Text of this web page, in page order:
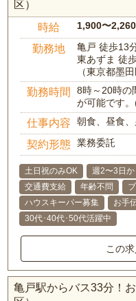
区）
時給 1,900〜
勤務地
亀戸 徒歩13
東あずま 徒
（東京都墨田
勤務時間
8時～20時の
が可能です
仕事内容 朝食、昼食
契約形態 業務委託
土日祝のみOK 週2〜3日
交通費支給
年齢不問
ハウスキーパー募集
お手
30代･40代･50代活躍中
この
亀戸駅からバス33分！